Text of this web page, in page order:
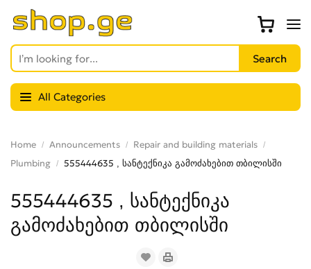
All Categories
Home Announcements
Repair and building materials
Plumbing
555444635 , სანტექნიკა გამოძახებით თბილისში
555444635 , სანტექნიკა
გამოძახებით თბილისში